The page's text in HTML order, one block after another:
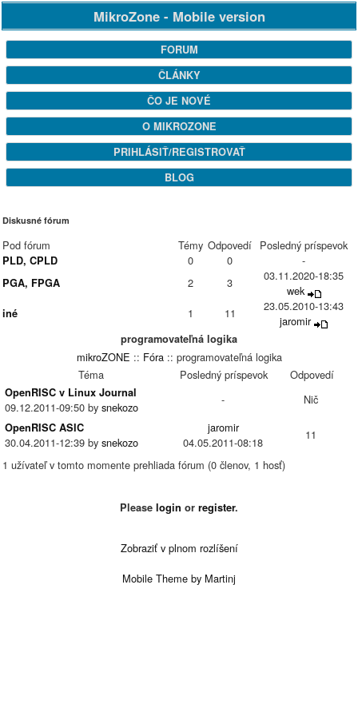
MikroZone - Mobile version
FORUM
ČLÁNKY
ČO JE NOVÉ
O MIKROZONE
PRIHLÁSIŤ/REGISTROVAŤ
BLOG
Diskusné fórum
Pod fórum Témy Odpovedí Posledný príspevok
PLD, CPLD 0 0 -
PGA, FPGA 2 3
03.11.2020-18:35
wek
iné 1 11
23.05.2010-13:43
jaromir
programovateľná logika
mikroZONE :: Fóra:: programovateľná logika
Téma
Posledný príspevok Odpovedí
OpenRISC v Linux Journal
09.12.2011-09:50 by snekozo
- Nič
OpenRISC ASIC
30.04.2011-12:39 by snekozo
jaromir
04.05.2011-08:18
11
1 užívateľ v tomto momente prehliada fórum (0 členov, 1 hosť)
Please login or register.
Zobraziť v plnom rozlíšení
Mobile Theme by Martinj